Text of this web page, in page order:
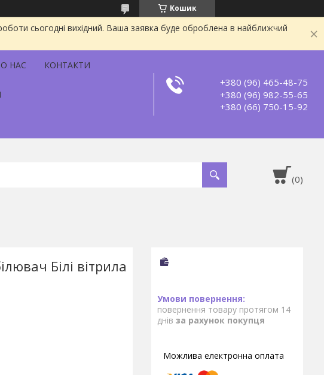
Кошик
сьогодні вихідний. Ваша заявка буде оброблена в найближчий
НАС КОНТАКТИ
+380 (96) 465-48-75
+380 (96) 982-55-65
+380 (66) 750-15-92
Білі вітрила
повернення товару протягом 14
днів за рахунок покупця